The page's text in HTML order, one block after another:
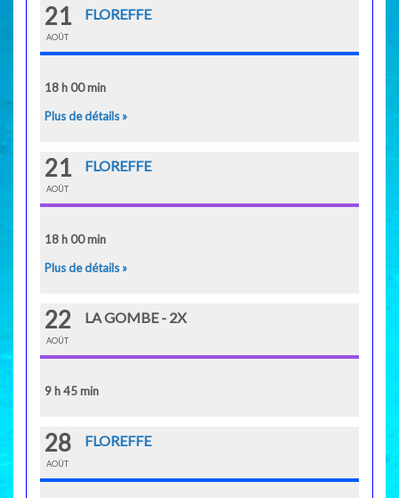
21
AOÛT
FLOREFFE
18 h 00 min
Plus de détails »
21
AOÛT
FLOREFFE
18 h 00 min
Plus de détails »
22
AOÛT
LA GOMBE - 2X
9 h 45 min
28
AOÛT
FLOREFFE